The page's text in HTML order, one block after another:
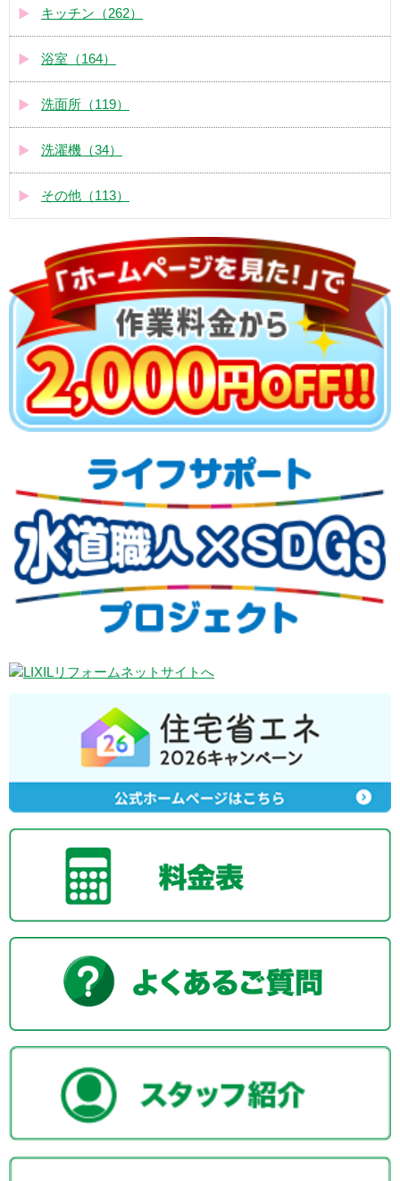
キッチン（262）
浴室（164）
洗面所（119）
洗濯機（34）
その他（113）